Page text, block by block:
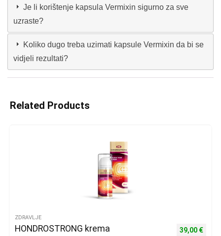
Je li korištenje kapsula Vermixin sigurno za sve
uzraste?
Koliko dugo treba uzimati kapsule Vermixin da bi se
vidjeli rezultati?
Related Products
ZDRAVLJE
HONDROSTRONG krema
Izvorna
39,00 €